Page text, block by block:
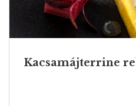
Kacsamájterrine